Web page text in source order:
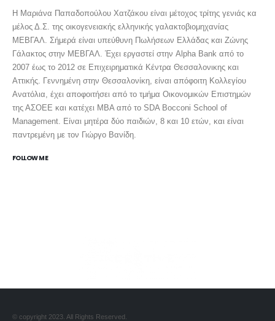
Η Μαριάνα Παπαδοπούλου Χατζάκου είναι μέτοχος τρίτης γενιάς κα
μέλος Δ.Σ. της οικογενειακής ελληνικής γαλακτοβιομηχανίας
ΜΕΒΓΑΛ. Σήμερά είναι υπεύθυνη Πωλήσεων Ελλάδας και Ζώνης
Γάλακτος στην ΜΕΒΓΑΛ. Έχει εργαστεί στην Alpha Bank από το
2007 έως το 2012 σε Επιχειρηματικά Κέντρα Θεσσαλονικης και
Αττικής. Γεννημένη στην Θεσσαλονίκη, είναι απόφοιτη Κολλεγίου
Ανατόλια, έχει αποφοιτήσει από το τμήμα Οικονομικών Επιστημών
της ΑΣΟΕΕ και κατέχει MBA από το SDA Bocconi School of
Management. Είναι μητέρα δύο παιδιών, 8 και 10 ετών, και είναι
παντρεμένη με τον Γιώργο Βανίδη.
FOLLOW ME
© copyright 2023. All Rights Reserved.